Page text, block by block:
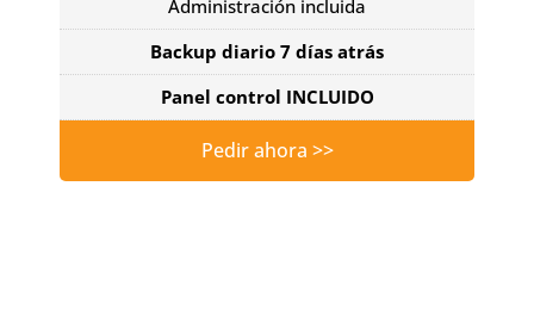
Administración incluida
Backup diario 7 días atrás
Panel control INCLUIDO
Pedir ahora >>